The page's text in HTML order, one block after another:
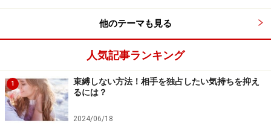
他のテーマも見る
人気記事ランキング
1
束縛しない方法！相手を独占したい気持ちを抑え
るには？
2024/06/18